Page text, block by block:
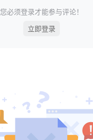
您必须登录才能参与评论！
立即登录